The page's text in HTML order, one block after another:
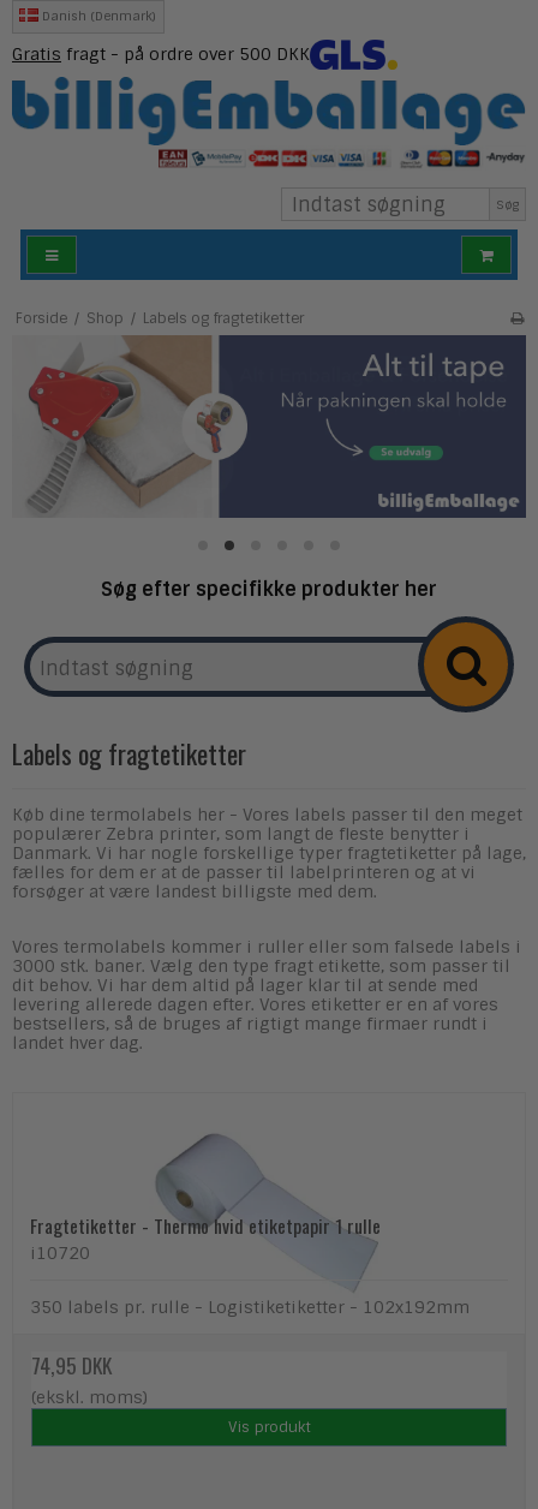
Danish (Denmark)
Gratis fragt - på ordre over 500 DKK
Søg
Forside / Shop / Labels og fragtetiketter
Søg efter specifikke produkter her
Labels og fragtetiketter
Køb dine termolabels her - Vores labels passer til den meget
populærer Zebra printer, som langt de fleste benytter i
Danmark. Vi har nogle forskellige typer fragtetiketter på lage,
fælles for dem er at de passer til labelprinteren og at vi
forsøger at være landest billigste med dem.
Vores termolabels kommer i ruller eller som falsede labels i
3000 stk. baner. Vælg den type fragt etikette, som passer til
dit behov. Vi har dem altid på lager klar til at sende med
levering allerede dagen efter. Vores etiketter er en af vores
bestsellers, så de bruges af rigtigt mange firmaer rundt i
landet hver dag.
Fragtetiketter - Thermo hvid etiketpapir 1 rulle
i10720
350 labels pr. rulle - Logistiketiketter - 102x192mm
74,95 DKK
(ekskl. moms)
Vis produkt